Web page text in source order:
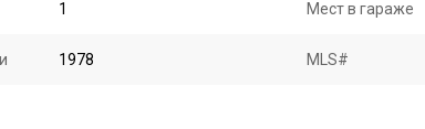
1 Мест в гараже
1978 MLS#